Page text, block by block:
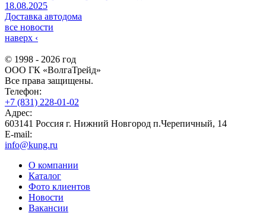
18.08.2025
Доставка автодома
все новости
наверх ‹
© 1998 - 2026 год
ООО ГК «ВолгаТрейд»
Все права защищены.
Телефон:
+7 (831) 228-01-02
Адрес:
603141 Россия г. Нижний Новгород п.Черепичный, 14
E-mail:
info@kung.ru
О компании
Каталог
Фото клиентов
Новости
Вакансии